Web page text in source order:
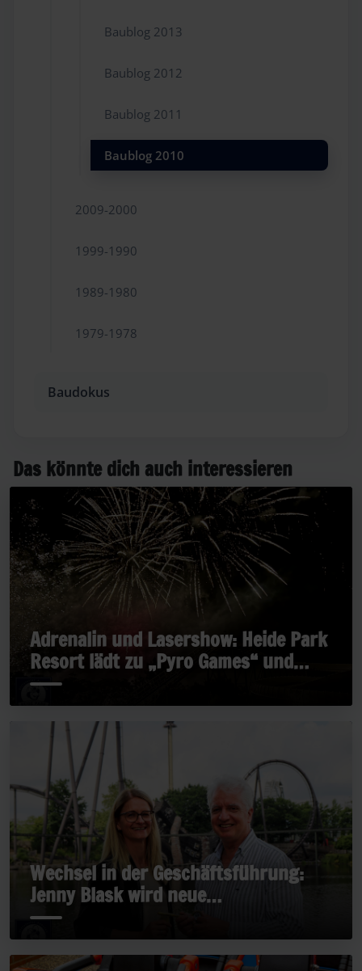
Baublog 2013
Baublog 2012
Baublog 2011
Baublog 2010
2009-2000
1999-1990
1989-1980
1979-1978
Baudokus
Das könnte dich auch interessieren
Adrenalin und Lasershow: Heide Park
Resort lädt zu „Pyro Games“ und
„Late Rides“
Wechsel in der Geschäftsführung:
Jenny Blask wird neue
Geschäftsführerin